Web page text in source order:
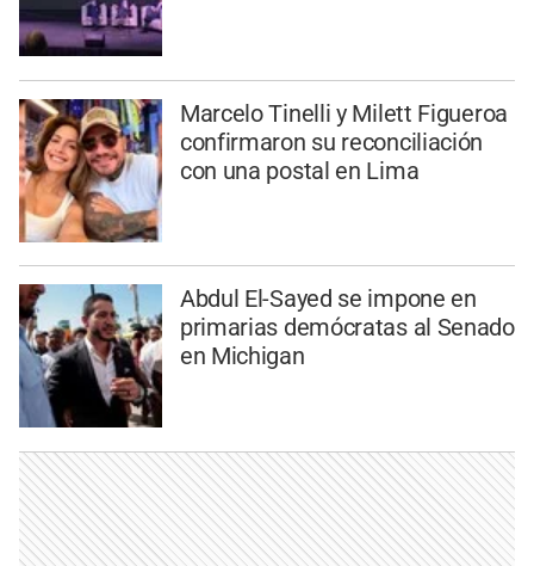
Marcelo Tinelli y Milett Figueroa
confirmaron su reconciliación
con una postal en Lima
Abdul El-Sayed se impone en
primarias demócratas al Senado
en Michigan